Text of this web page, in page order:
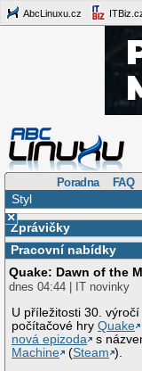
AbcLinuxu.cz
Poradna FAQ
Styl
×
Zprávičky
Pracovní nabídky
Quake: Dawn of the
dnes 04:44 | IT novinky
U příležitosti 30.
počítačové hryQuake
nová epizoda
s
Machine
(Steam ).